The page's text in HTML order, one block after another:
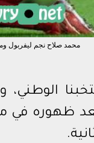
محمد صلاح نجم ليفربول
الوطني،
ظهوره في